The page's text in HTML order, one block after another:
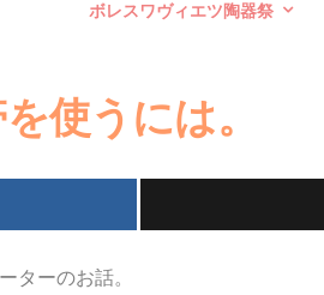
ボレスワヴィエツ陶器祭
使うには。
ターのお話。